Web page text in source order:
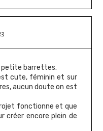
petite barrettes.
cute, féminin et sur
aucun doute on est
fonctionne et que
créer encore plein de